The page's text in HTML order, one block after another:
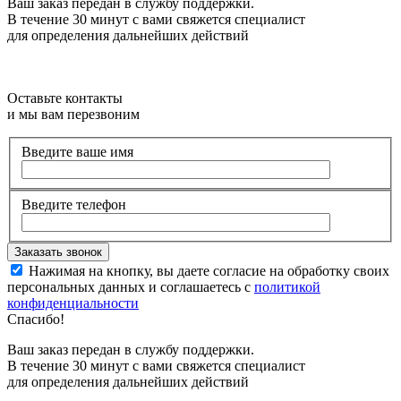
Ваш заказ передан в службу поддержки.
В течение 30 минут с вами свяжется специалист
для определения дальнейших действий
Оставьте контакты
и мы вам перезвоним
Введите ваше имя
Введите телефон
Нажимая на кнопку, вы даете согласие на обработку своих
персональных данных и соглашаетесь с политикой
конфиденциальности
Спасибо!
Ваш заказ передан в службу поддержки.
В течение 30 минут с вами свяжется специалист
для определения дальнейших действий